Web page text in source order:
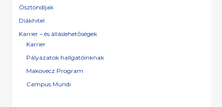
Ösztöndíjak
Diákhitel
Karrier – és álláslehetőségek
Karrier
Pályázatok hallgatóinknak
Makovecz Program
Campus Mundi